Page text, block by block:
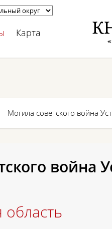
Карта
Могила советского война
война
область